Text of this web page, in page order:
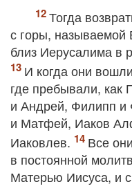
Тогда
с горы, называемой
близ Иерусалима в
И когда они
где пребывали, как
и Андрей, Филипп
и Матфей, Иаков
Иаковлев.
Все
в постоянной
Матерью Иисуса, и